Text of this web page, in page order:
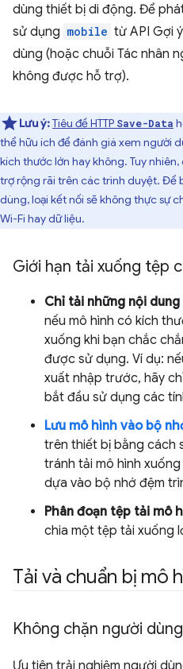
dùng thiết bị di động. Để
sử dụng mobile từ API Gợi
dùng (hoặc chuỗi Tác nhân
không được hỗ trợ).
Lưu ý:Tiêu đề HTTP Save-Data
thể hữu ích để đánh giá xem người
kích thước lớn hay không. Tuy
trợ rộng rãi trên các trình duyệt. Để
dùng, loại kết nối sẽ không thực sự
Wi-Fi hay dữ liệu.
Giới hạn tải xuống tệp
Chỉ tải những nội
nếu mô hình có kích
xuống khi bạn chắc
được sử dụng. Ví dụ:
xuất nhập trước, hãy
bắt đầu sử dụng các
Lưu mô hình vào bộ
trên thiết bị bằng cách
tránh tải mô hình
dựa vào bộ nhớ đệm
Phân đoạn tệp tải mô
chia một tệp tải xuống
Tải và chuẩn bị mô
Không chặn người dùng
Ưu tiên trải nghiệm người